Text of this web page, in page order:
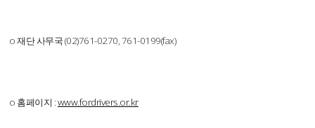
o 재단 사무국 (02)761-0270, 761-0199(fax)
o 홈페이지 :www.fordrivers.or.kr